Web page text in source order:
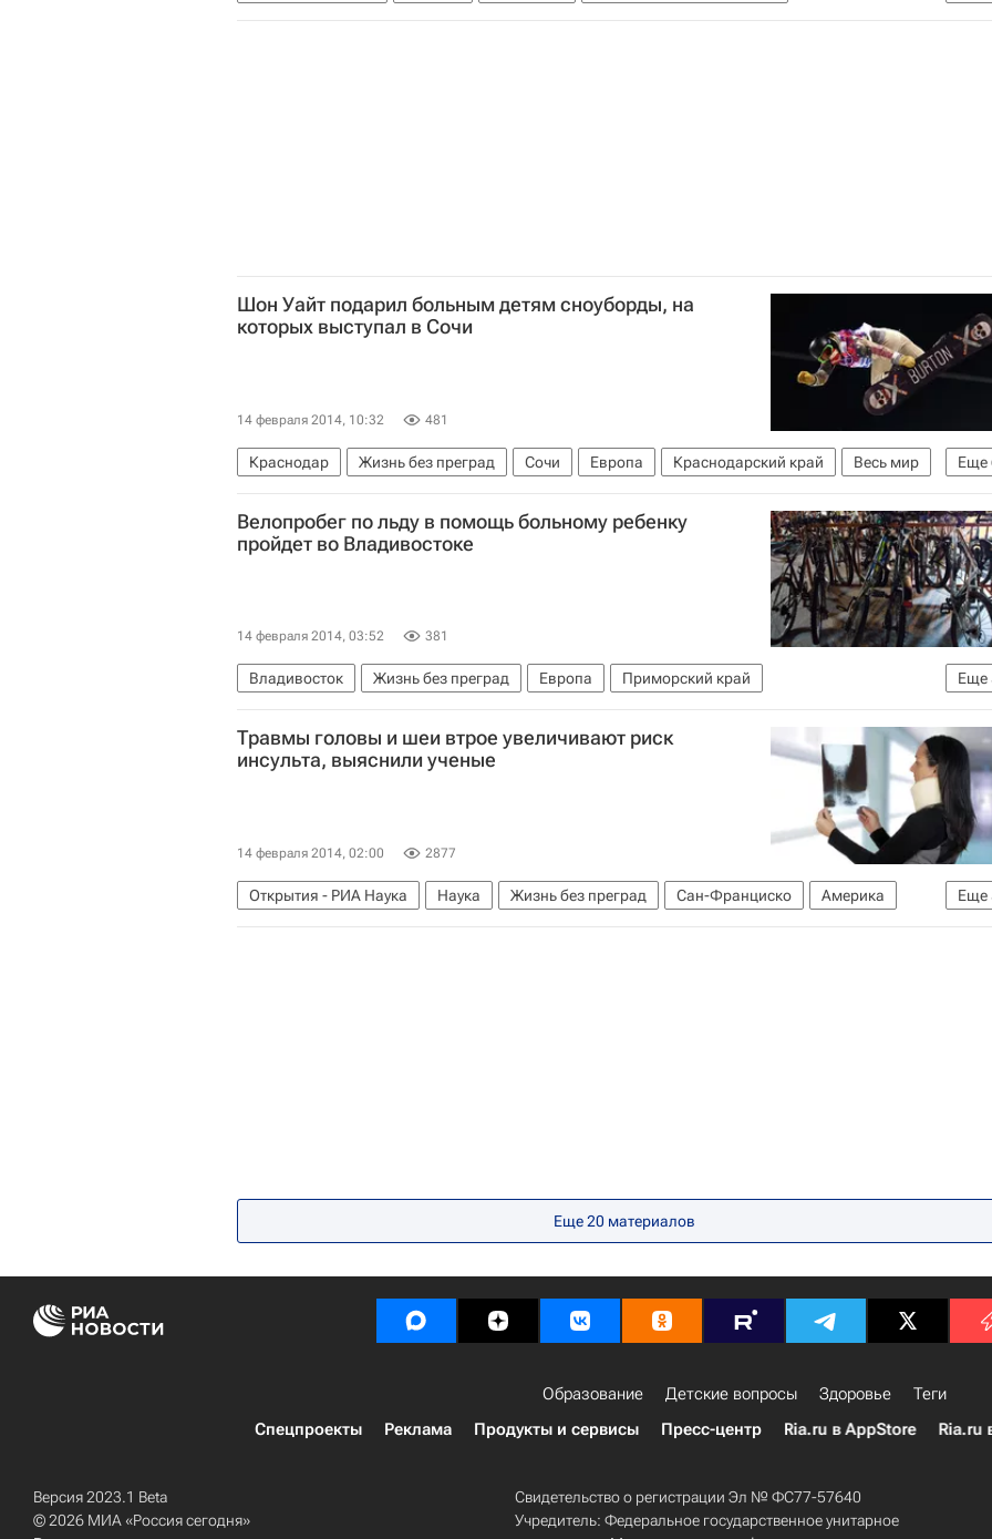
Лучшие школы России: рейтинги и мониторинги
Центральный ФО Весь мир
Европа
Шон Уайт подарил больным детям сноуборды, на
которых выступал в Сочи
14 февраля 2014, 10:32 481
Еще
Краснодар Жизнь без преград Сочи Европа Краснодарский край
Весь мир
Южный ФО
Шон Уайт Паралимпийские игры
Олимпийские игры 2014
Детские вопросы
Россия
Велопробег по льду в помощь больному ребенку
пройдет во Владивостоке
14 февраля 2014, 03:52 381
Еще
Владивосток Жизнь без преград Европа
Приморский край
Дальневосточный ФО
Весь мир Школа волонтера Детские вопросы Россия
Травмы головы и шеи втрое увеличивают риск
инсульта, выяснили ученые
14 февраля 2014, 02:00 2877
Еще
Открытия - РИА Наука Наука Жизнь без преград Сан-Франциско
Америка
Калифорния
Весь мир Северная Америка США Здоровье
Еще 20 материалов
Образование Детские вопросы Здоровье
Теги
Спецпроекты
Реклама Продукты и сервисы Пресс-центр Ria.ru в AppStore Ria.ru
Версия 2023.1 Beta
© 2026 МИА «Россия сегодня»
Свидетельство о регистрации Эл № ФС77-57640
Учредитель: Федеральное государственное унитарное